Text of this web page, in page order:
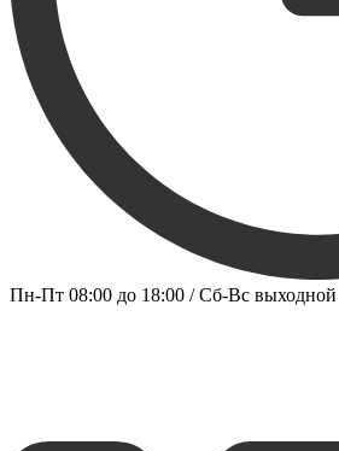
Пн-Пт 08:00 до 18:00 / Сб-Вс выходной